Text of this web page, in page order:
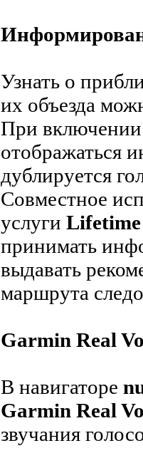
Узнать о
их объезда
При включении
отображаться
дублируется
Совместное
услуги
принимать
выдавать
маршрута
Garmin Real
В навигаторе
Garmin Real
звучания